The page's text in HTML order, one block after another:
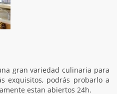
gran variedad culinaria para
exquisitos, podrás probarlo a
estan abiertos 24h.